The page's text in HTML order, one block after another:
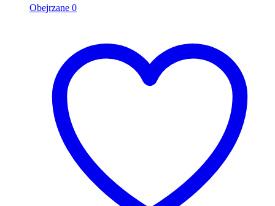
Obejrzane 0